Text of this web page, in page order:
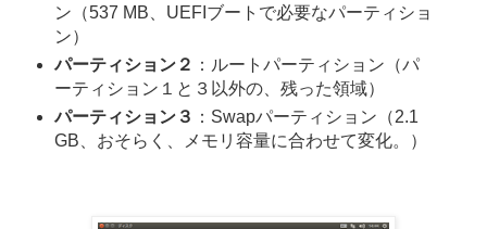
ン（537 MB、UEFIブートで必要なパーティショ
ン）
パーティション２ ：ルートパーティション（パ
ーティション１と３以外の、残った領域）
パーティション３ ：Swapパーティション（2.1
GB、おそらく、メモリ容量に合わせて変化。）